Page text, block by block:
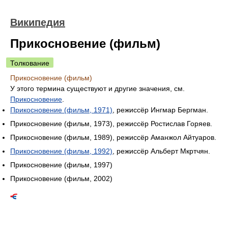
Википедия
Прикосновение (фильм)
Толкование
Прикосновение (фильм)
У этого термина существуют и другие значения, см.
Прикосновение
Прикосновение (фильм, 1971) , режиссёр Ингмар Бергман.
Прикосновение (фильм, 1973), режиссёр Ростислав Горяев.
Прикосновение (фильм, 1989), режиссёр Аманжол Айтуаров.
Прикосновение (фильм, 1992) , режиссёр Альберт Мкртчян.
Прикосновение (фильм, 1997)
Прикосновение (фильм, 2002)